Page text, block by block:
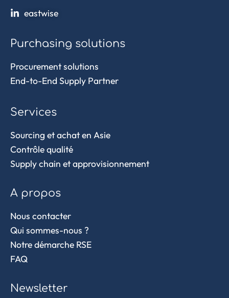
eastwise
Purchasing solutions
Procurement solutions
End-to-End Supply Partner
Services
Sourcing et achat en Asie
Contrôle qualité
Supply chain et approvisionnement
A propos
Nous contacter
Qui sommes-nous ?
Notre démarche RSE
FAQ
Newsletter